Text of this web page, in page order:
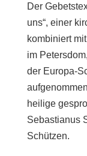
Der
uns“, einer
kombiniert
im
der Europa-
heilige
Sebastianus
Schützen.